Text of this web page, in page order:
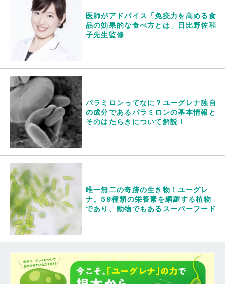
医師がアドバイス「免疫力を高める食
品の効果的な食べ方とは」日比野佐和
子先生監修
パラミロンってなに？ユーグレナ独自
の成分であるパラミロンの基本情報と
そのはたらきについて解説！
唯一無二の奇跡の生き物！ユーグレ
ナ。59種類の栄養素を網羅する植物
であり、動物でもあるスーパーフード